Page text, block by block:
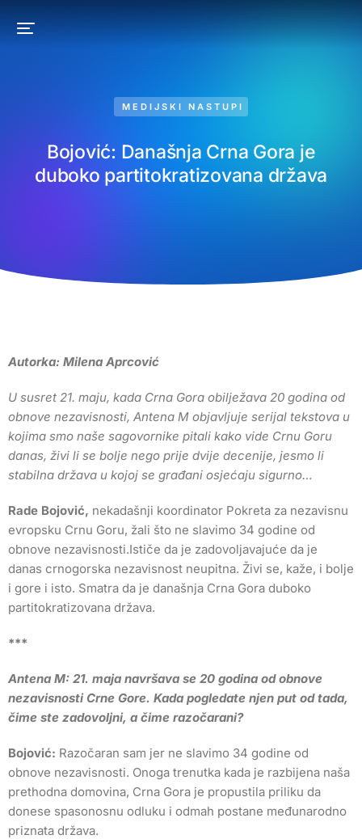
MEDIJSKI NASTUPI
Bojović: Današnja Crna Gora je
duboko partitokratizovana država
Autorka: Milena Aprcović
U susret 21. maju, kada Crna Gora obilježava 20 godina od
obnove nezavisnosti, Antena M objavljuje serijal tekstova u
kojima smo naše sagovornike pitali kako vide Crnu Goru
danas, živi li se bolje nego prije dvije decenije, jesmo li
stabilna država u kojoj se građani osjećaju sigurno…
Rade Bojović, nekadašnji koordinator Pokreta za nezavisnu
evropsku Crnu Goru, žali što ne slavimo 34 godine od
obnove nezavisnosti.Ističe da je zadovoljavajuće da je
danas crnogorska nezavisnost neupitna. Živi se, kaže, i bolje
i gore i isto. Smatra da je današnja Crna Gora duboko
partitokratizovana država.
***
Antena M: 21. maja navršava se 20 godina od obnove
nezavisnosti Crne Gore. Kada pogledate njen put od tada,
čime ste zadovoljni, a čime razočarani?
Bojović: Razočaran sam jer ne slavimo 34 godine od
obnove nezavisnosti. Onoga trenutka kada je razbijena naša
prethodna domovina, Crna Gora je propustila priliku da
donese spasonosnu odluku i odmah postane međunarodno
priznata država.